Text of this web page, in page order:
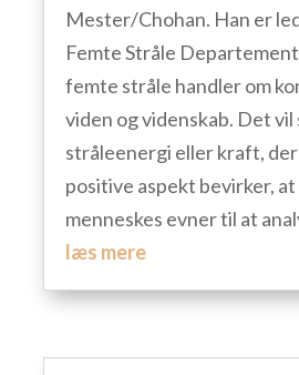
Mester/Chohan. Han er
Femte Stråle
femte stråle handler om
viden og videnskab. Det vil
stråleenergi eller kraft, der
positive aspekt bevirker,
menneskes evner til at
læs mere